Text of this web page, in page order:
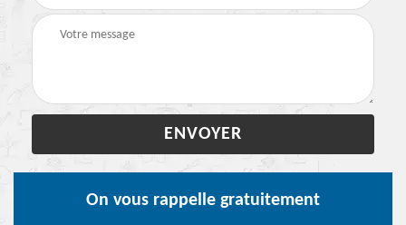
On vous rappelle gratuitement